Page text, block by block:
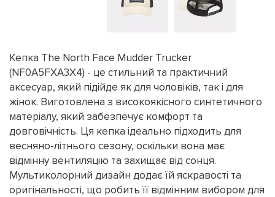
Кепка The North Face Mudder Trucker
(NF0A5FXA3X4) - це стильний та практичний
аксесуар, який підійде як для чоловіків, так і для
жінок. Виготовлена з високоякісного синтетичного
матеріалу, який забезпечує комфорт та
довговічність. Ця кепка ідеально підходить для
весняно-літнього сезону, оскільки вона має
відмінну вентиляцію та захищає від сонця.
Мультиколорний дизайн додає їй яскравості та
оригінальності, що робить її відмінним вибором для